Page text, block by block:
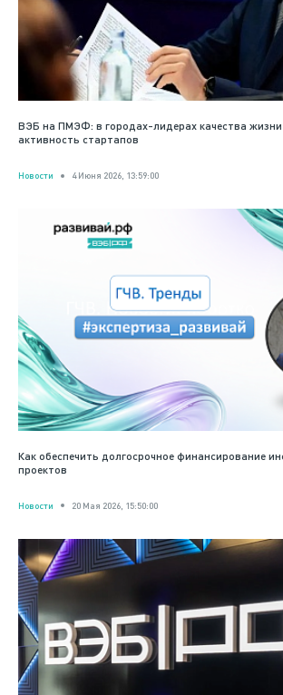
ВЭБ на ПМЭФ: в городах-лидерах качества
активность стартапов
Новости 4 Июня 2026, 13:59:00
Как обеспечить долгосрочное финансирование
проектов
Новости 20 Мая 2026, 15:50:00